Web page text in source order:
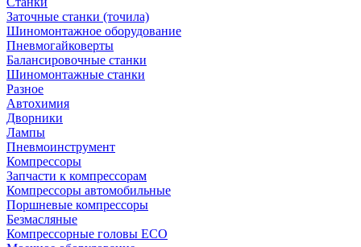
Заточные станки (точила)
Шиномонтажное оборудование
Пневмогайковерты
Балансировочные станки
Шиномонтажные станки
Разное
Автохимия
Дворники
Лампы
Пневмоинструмент
Компрессоры
Запчасти к компрессорам
Компрессоры автомобильные
Поршневые компрессоры
Безмасляные
Компрессорные головы ECO